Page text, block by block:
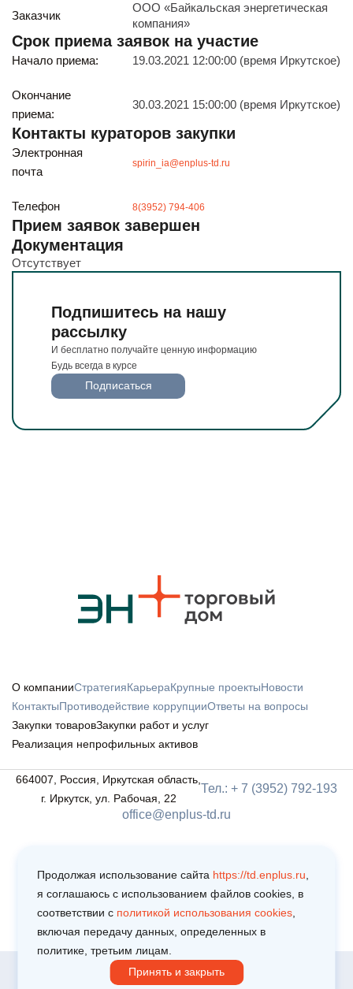
Заказчик
ООО «Байкальская энергетическая
компания»
Срок приема заявок на участие
Начало приема: 19.03.2021 12:00:00 (время Иркутское)
Окончание
приема:
30.03.2021 15:00:00 (время Иркутское)
Контакты кураторов закупки
Электронная
почта
spirin_ia@enplus-td.ru
Телефон 8(3952) 794-406
Прием заявок завершен
Документация
Отсутствует
Подпишитесь на нашу
рассылку
И бесплатно получайте ценную информацию
Будь всегда в курсе
Подписаться
О компанииСтратегияКарьераКрупные проектыНовости
КонтактыПротиводействие коррупцииОтветы на вопросы
Закупки товаровЗакупки работ и услуг
Реализация непрофильных активов
664007, Россия, Иркутская область,
г. Иркутск, ул. Рабочая, 22
Тел.: + 7 (3952) 792-193
office@enplus-td.ru
Политика обработки персональных данных Пользовательское соглашение
Продолжая использование сайта https://td.enplus.ru
я соглашаюсь c использованием файлов cookies, в
соответствии c политикой использования cookies
включая передачу данных, определенных в
политике, третьим лицам.
Принять и закрыть